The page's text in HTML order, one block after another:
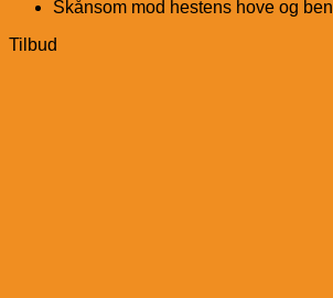
Skånsom mod hestens hove og ben
Tilbud